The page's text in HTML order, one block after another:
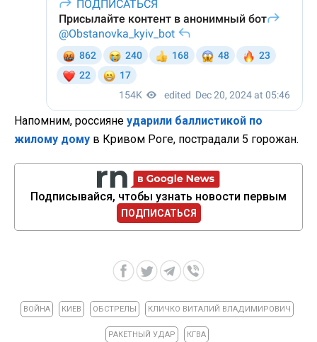
Напомним, россияне ударили баллистикой по
жилому дому в Кривом Роге, пострадали 5 горожан.
Подписывайся, чтобы узнать новости первым
ПОДПИСАТЬСЯ
ВОЙНА КИЕВ ОБСТРЕЛЫ КЛИЧКО ВИТАЛИЙ ВЛАДИМИРОВИЧ
РАКЕТНЫЙ УДАР КГВА